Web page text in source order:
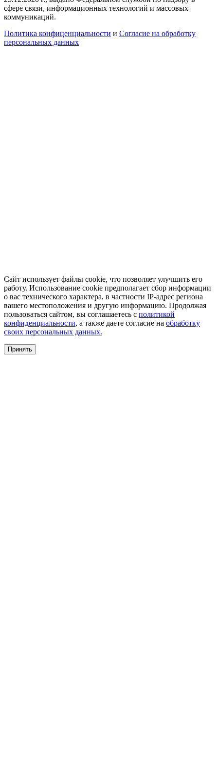
сфере связи, информационных технологий и массовых
коммуникаций.
Политика конфиценциальности и Согласие на обработку
персональных данных
Сайт использует файлы cookie, что позволяет улучшить его
работу. Использование cookie предполагает сбор информации
о вас технического характера, в частности IP-адрес региона
вашего местоположения и другую информацию. Продолжая
пользоваться сайтом, вы соглашаетесь с политикой
конфиденциальности, а также даете согласие на обработку
своих персональных данных.
Принять